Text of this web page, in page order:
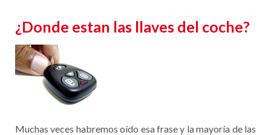
¿Donde estan las llaves del coche?
Muchas veces habremos oído esa frase y la mayoría de las